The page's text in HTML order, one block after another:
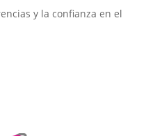
y la confianza en el